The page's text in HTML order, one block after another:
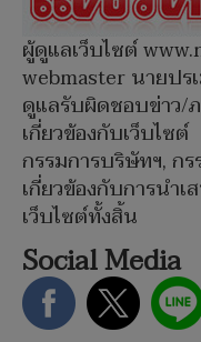
ผู้ดูแลเว็บไซต์
webmaster นายปร
ดูแลรับผิดชอบข่าว
เกี่ยวข้องกับเว็บไซต์
กรรมการบริษัทฯ, ก
เกี่ยวข้องกับการนำ
เว็บไซต์ทั้งสิ้น
Social Media